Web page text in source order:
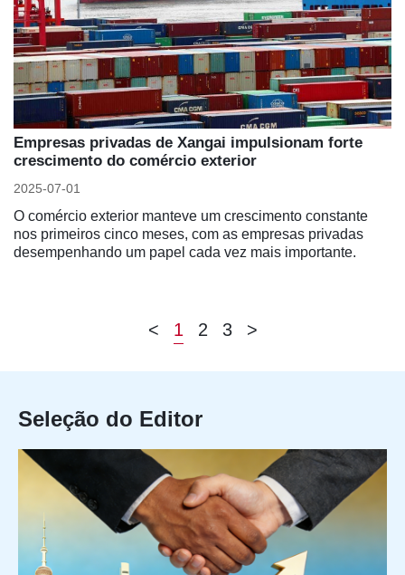
Empresas privadas de Xangai impulsionam forte
crescimento do comércio exterior
2025-07-01
O comércio exterior manteve um crescimento constante
nos primeiros cinco meses, com as empresas privadas
desempenhando um papel cada vez mais importante.
< 1 2 3 >
Seleção do Editor